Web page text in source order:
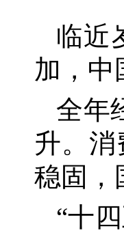
临近
加，
全年
升。
稳固，
“十